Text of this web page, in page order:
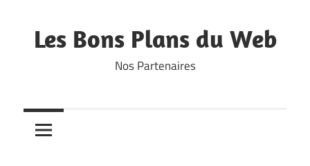
content
Les Bons Plans du Web
Nos Partenaires